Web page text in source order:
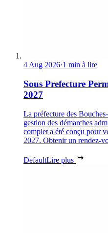
4 Aug 2026·1 min à lire
Sous Prefecture
2027
La préfecture des
gestion des démarches
complet a été conçu pour
2027. Obtenir un rendez-
DefaultLire plus